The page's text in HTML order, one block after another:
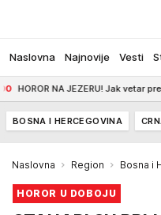
Naslovna Najnovije Vesti
NA JEZERU! Jak vetar
BOSNA I HERCEGOVINA
Naslovna Region Bosna i
HOROR U DOBOJU